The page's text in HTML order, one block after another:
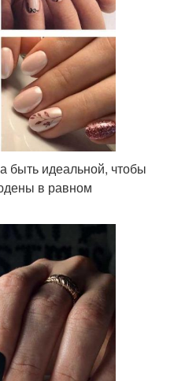
быть идеальной, чтобы
в равном